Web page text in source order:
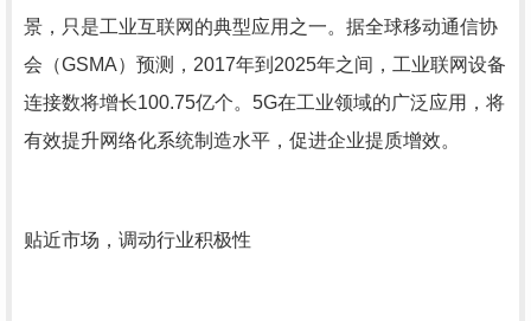
景，只是工业互联网的典型应用之一。据全球移动通信协
会（GSMA）预测，2017年到2025年之间，工业联网设备
连接数将增长100.75亿个。5G在工业领域的广泛应用，将
有效提升网络化系统制造水平，促进企业提质增效。
贴近市场，调动行业积极性